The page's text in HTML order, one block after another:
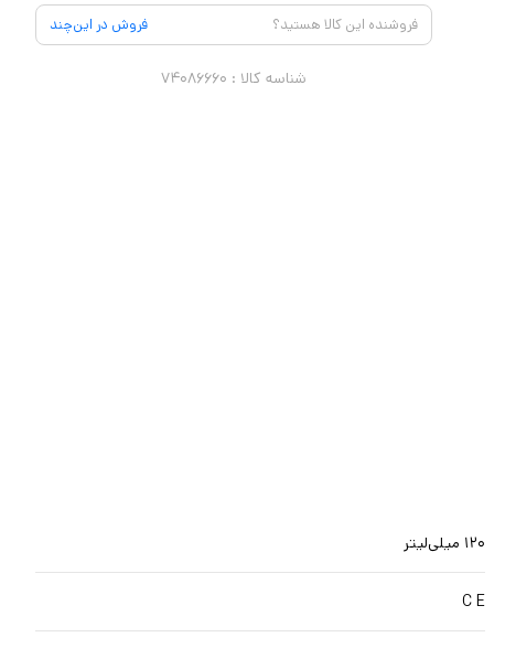
فروشنده این کالا هستید؟ فروش در این‌چند
شناسه کالا : ۷۴۰۸۶۶۶۰
۱۲۰ میلی‌لیتر
C E